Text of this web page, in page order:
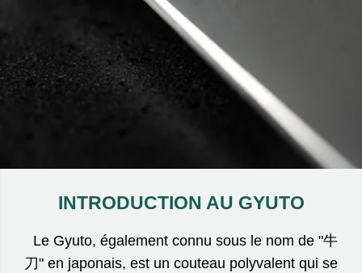
INTRODUCTION AU GYUTO
Le Gyuto, également connu sous le nom de "牛
刀" en japonais, est un couteau polyvalent qui se